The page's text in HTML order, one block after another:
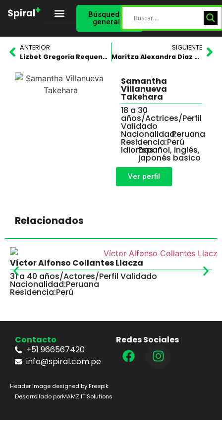
Búsqueda
general
ANTERIOR
Lizbet Gregoria Requena Izquierdo
SIGUIENTE
Maritza Alexandra Diaz Allca
Samantha
Villanueva
Takehara
18 a 30
años/Actrices/Perfil
Validado
Nacionalidad:Peruana
Residencia:Perú
Idiomas:Español, inglés,
japonés basico
Ver perfil
Relacionados
Víctor Alfonso Collantes Llacza
31 a 40 años/Actores/Perfil Validado
Nacionalidad:Peruana
Residencia:Perú
Contacto
+51 966567420
info@spiral.com.pe
Redes Sociales
Header image designed by Freepik
Desarrollado porMAMZ IT Solutions